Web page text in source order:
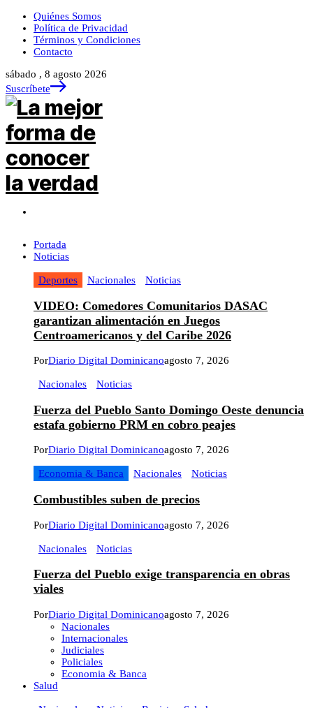
Quiénes Somos
Política de Privacidad
Términos y Condiciones
Contacto
sábado , 8 agosto 2026
Suscríbete
Portada
Noticias
Deportes Nacionales Noticias
VIDEO: Comedores Comunitarios DASAC
garantizan alimentación en Juegos
Centroamericanos y del Caribe 2026
PorDiario Digital Dominicanoagosto 7, 2026
Nacionales Noticias
Fuerza del Pueblo Santo Domingo Oeste denuncia
estafa gobierno PRM en cobro peajes
PorDiario Digital Dominicanoagosto 7, 2026
Economia & Banca Nacionales Noticias
Combustibles suben de precios
PorDiario Digital Dominicanoagosto 7, 2026
Nacionales Noticias
Fuerza del Pueblo exige transparencia en obras
viales
PorDiario Digital Dominicanoagosto 7, 2026
Nacionales
Internacionales
Judiciales
Policiales
Economia & Banca
Salud